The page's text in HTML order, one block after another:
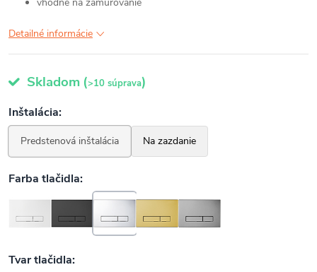
Detailné informácie
Skladom (>10 súprava)